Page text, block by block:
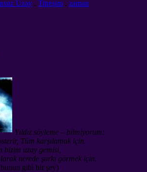
Uzay . Titreşim . zaman
Yıldız söyleme – bilmiyorum:
Tüm karşılamak için.
bizim uzay gemisi,
nerede şarkı görmek için.
gibi bir şey)